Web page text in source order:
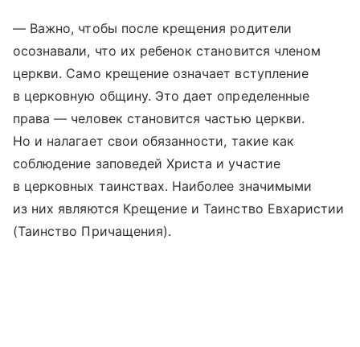
— Важно, чтобы после крещения родители
осознавали, что их ребенок становится членом
церкви. Само крещение означает вступление
в церковную общину. Это дает определенные
права — человек становится частью церкви.
Но и налагает свои обязанности, такие как
соблюдение заповедей Христа и участие
в церковных таинствах. Наиболее значимыми
из них являются Крещение и Таинство Евхаристии
(Таинство Причащения).